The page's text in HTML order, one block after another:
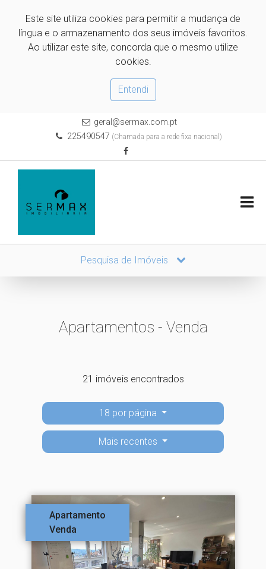
Este site utiliza cookies para permitir a mudança de
língua e o armazenamento dos seus imóveis favoritos.
Ao utilizar este site, concorda que o mesmo utilize
cookies.
Entendi
geral@sermax.com.pt
225490547 (Chamada para a rede fixa nacional)
Pesquisa de Imóveis
Apartamentos - Venda
21 imóveis encontrados
18 por página
Mais recentes
Apartamento
Venda